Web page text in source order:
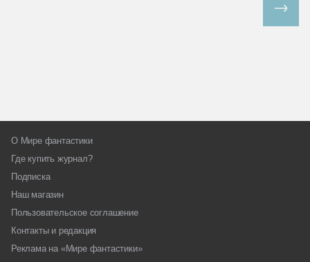
О Мире фантастики
Где купить журнал?
Подписка
Наш магазин
Пользовательское соглашение
Контакты и редакция
Реклама на «Мире фантастики»